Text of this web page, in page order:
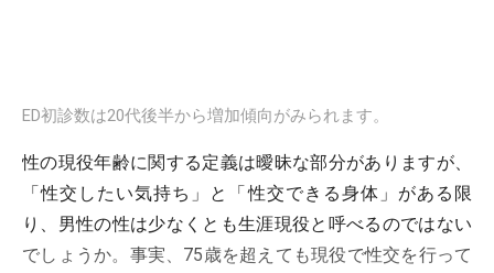
ED初診数は20代後半から増加傾向がみられます。
性の現役年齢に関する定義は曖昧な部分がありますが、
「性交したい気持ち」と「性交できる身体」がある限
り、男性の性は少なくとも生涯現役と呼べるのではない
でしょうか。事実、75歳を超えても現役で性交を行って